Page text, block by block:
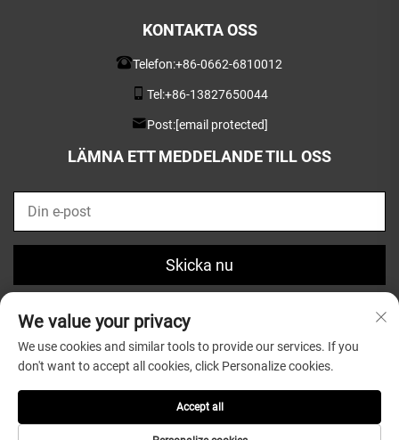
KONTAKTA OSS
Telefon:+86-0662-6810012
Tel:+86-13827650044
Post:[email protected]
LÄMNA ETT MEDDELANDE TILL OSS
Skicka nu
Housewares Co.,Ltd. |
Integritetspolicy
We value your privacy
We use cookies and similar tools to provide our services. If you
don't want to accept all cookies, click Personalize cookies.
Accept all